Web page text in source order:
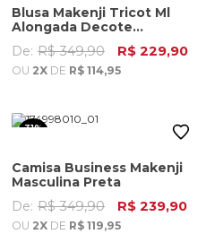
Blusa Makenji Tricot Ml
Alongada Decote
Redondo Feminino Off
White
De: R$ 349,90 R$ 229,90
OU 2X DE R$ 114,95
31%
Camisa Business Makenji
Masculina Preta
De: R$ 349,90 R$ 239,90
OU 2X DE R$ 119,95